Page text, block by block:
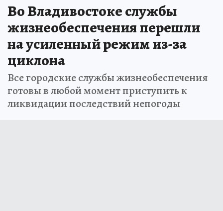
Во Владивостоке службы
жизнеобеспечения перешли
на усиленный режим из-за
циклона
Все городские службы жизнеобеспечения
готовы в любой момент приступить к
ликвидации последствий непогоды